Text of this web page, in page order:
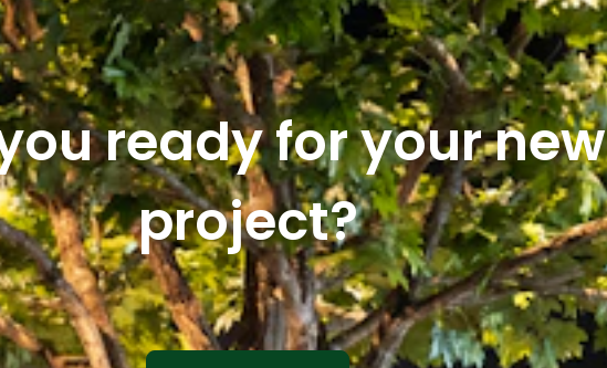
ready for your new
project?